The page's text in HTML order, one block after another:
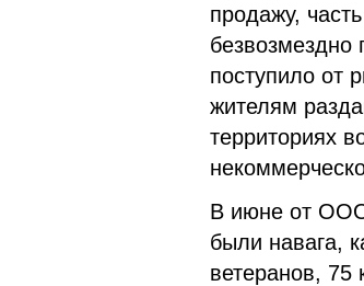
продажу,
поступило от
жителям
территориях
В июне от ООО
были навага,
ветеранов,